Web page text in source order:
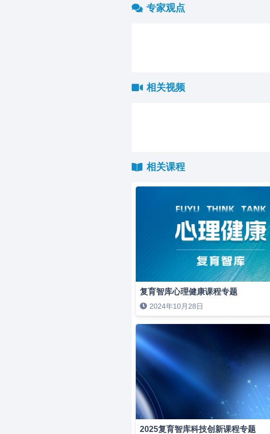
专家观点
相关视频
相关课程
复育智库心理健康课程专题
2024年10月28日
2025复育智库科技创新课程专题